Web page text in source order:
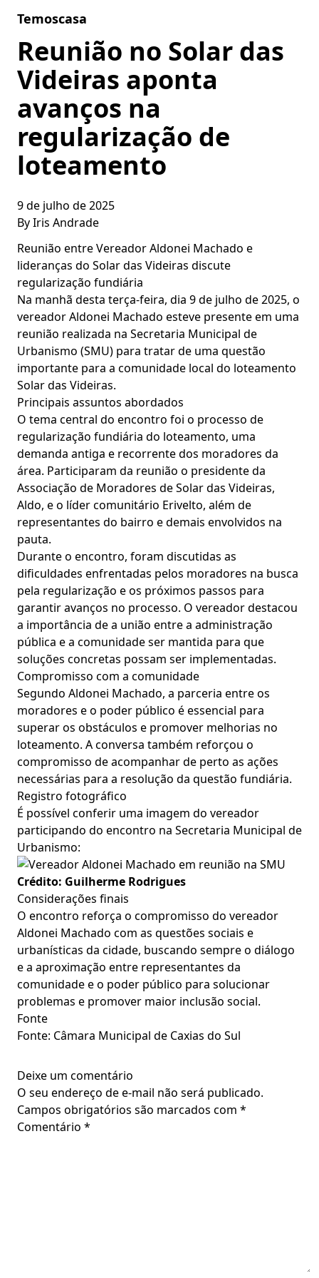
Temoscasa
Reunião no Solar das
Videiras aponta
avanços na
regularização de
loteamento
9 de julho de 2025
ByIris Andrade
Reunião entre Vereador Aldonei Machado e
lideranças do Solar das Videiras discute
regularização fundiária
Na manhã desta terça-feira, dia 9 de julho de 2025, o
vereador Aldonei Machado esteve presente em uma
reunião realizada na Secretaria Municipal de
Urbanismo (SMU) para tratar de uma questão
importante para a comunidade local do loteamento
Solar das Videiras.
Principais assuntos abordados
O tema central do encontro foi o processo de
regularização fundiária do loteamento, uma
demanda antiga e recorrente dos moradores da
área. Participaram da reunião o presidente da
Associação de Moradores de Solar das Videiras,
Aldo, e o líder comunitário Erivelto, além de
representantes do bairro e demais envolvidos na
pauta.
Durante o encontro, foram discutidas as
dificuldades enfrentadas pelos moradores na busca
pela regularização e os próximos passos para
garantir avanços no processo. O vereador destacou
a importância de a união entre a administração
pública e a comunidade ser mantida para que
soluções concretas possam ser implementadas.
Compromisso com a comunidade
Segundo Aldonei Machado, a parceria entre os
moradores e o poder público é essencial para
superar os obstáculos e promover melhorias no
loteamento. A conversa também reforçou o
compromisso de acompanhar de perto as ações
necessárias para a resolução da questão fundiária.
Registro fotográfico
É possível conferir uma imagem do vereador
participando do encontro na Secretaria Municipal de
Urbanismo:
Crédito: Guilherme Rodrigues
Considerações finais
O encontro reforça o compromisso do vereador
Aldonei Machado com as questões sociais e
urbanísticas da cidade, buscando sempre o diálogo
e a aproximação entre representantes da
comunidade e o poder público para solucionar
problemas e promover maior inclusão social.
Fonte
Fonte: Câmara Municipal de Caxias do Sul
Deixe um comentário
O seu endereço de e-mail não será publicado.
Campos obrigatórios são marcados com *
Comentário *